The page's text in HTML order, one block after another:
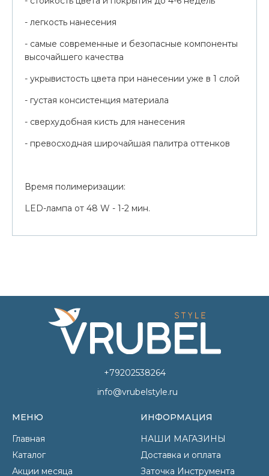
- легкость нанесения
- самые современные и безопасные компоненты
высочайшего качества
- укрывистость цвета при нанесении уже в 1 слой
- густая консистенция материала
- сверхудобная кисть для нанесения
- превосходная широчайшая палитра оттенков
Время полимеризации:
LED-лампа от 48 W - 1-2 мин.
+79202538264
info@vrubelstyle.ru
МЕНЮ
Главная
Каталог
Акции месяца
ИНФОРМАЦИЯ
НАШИ МАГАЗИНЫ
Доставка и оплата
Заточка Инструмента